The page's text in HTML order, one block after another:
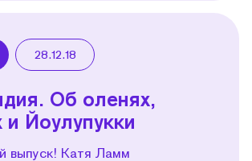
28.12.18
Об оленях,
Йоулупукки
выпуск! Катя Ламм